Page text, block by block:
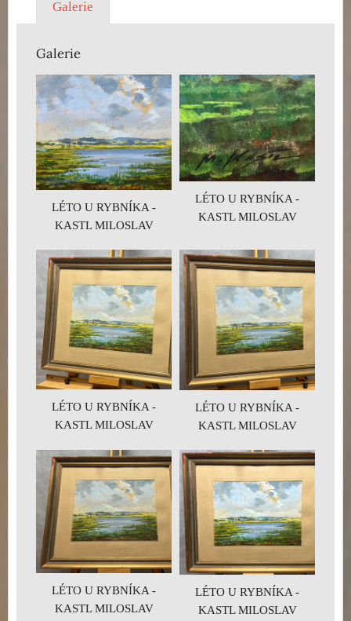
Galerie
Galerie
LÉTO U RYBNÍKA -
KASTL MILOSLAV
LÉTO U RYBNÍKA -
KASTL MILOSLAV
LÉTO U RYBNÍKA -
KASTL MILOSLAV
LÉTO U RYBNÍKA -
KASTL MILOSLAV
LÉTO U RYBNÍKA -
KASTL MILOSLAV
LÉTO U RYBNÍKA -
KASTL MILOSLAV